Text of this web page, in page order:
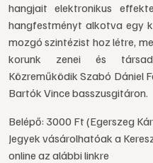
hangjait elektronikus
hangfestményt alkotva egy
mozgó szintézist hoz létre,
korunk zenei és
Közreműködik Szabó Dániel
Bartók Vince basszusgitáron.
Belépő: 3000 Ft (Egerszeg
Jegyek vásárolhatóak a
online az alábbi linkre